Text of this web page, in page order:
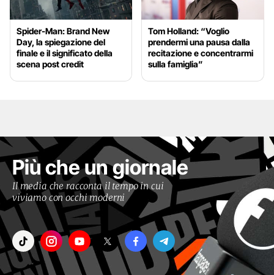
Spider-Man: Brand New
Day, la spiegazione del
finale e il significato della
scena post credit
Tom Holland: “Voglio
prendermi una pausa dalla
recitazione e concentrarmi
sulla famiglia”
Più che un giornale
Il media che racconta il tempo in cui
viviamo con occhi moderni